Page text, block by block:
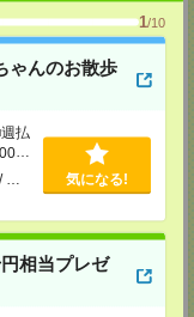
1/10
ゃんのお散歩
払
円
… 気になる!
相当プレゼ
ワーズ・ノース34階
バーランドセンタービ